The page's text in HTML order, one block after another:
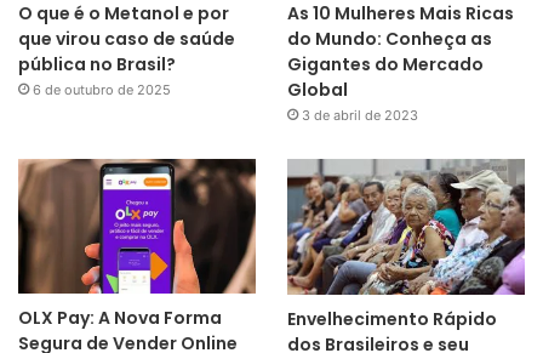
O que é o Metanol e por
que virou caso de saúde
pública no Brasil?
6 de outubro de 2025
As 10 Mulheres Mais Ricas
do Mundo: Conheça as
Gigantes do Mercado
Global
3 de abril de 2023
OLX Pay: A Nova Forma
Segura de Vender Online
Envelhecimento Rápido
dos Brasileiros e seu